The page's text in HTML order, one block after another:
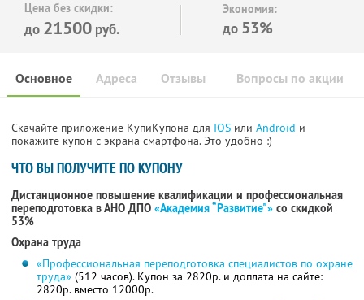
Цена без скидки:
до 21500 руб.
Экономия:
до 53%
Основное Отзывы Вопросы по акции
Адреса
Скачайте приложение КупиКупона для IOS или Android и
покажите купон с экрана смартфона. Это удобно :)
ЧТО ВЫ ПОЛУЧИТЕ ПО КУПОНУ
Дистанционное повышение квалификации и профессиональная
переподготовка в АНО ДПО «Академия “Развитие"» со скидкой
53%
Охрана труда
«Профессиональная переподготовка специалистов по охране
труда» (512 часов). Купон за 2820р. и доплата на сайте:
2820р. вместо 12000р.